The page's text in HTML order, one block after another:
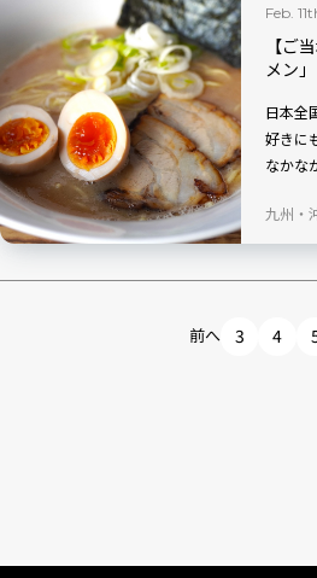
Feb.
【ご
メン」
日本全
好きに
なかな
実食レ
者が厳
九州・
前へ 3 4